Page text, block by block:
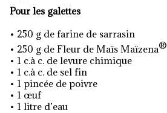
Pour les galettes
• 250 g de farine de sarrasin
• 250 g de Fleur de Maïs Maïzena®
• 1 c.à c. de levure chimique
• 1 c.à c. de sel fin
• 1 pincée de poivre
• 1 œuf
• 1 litre d’eau